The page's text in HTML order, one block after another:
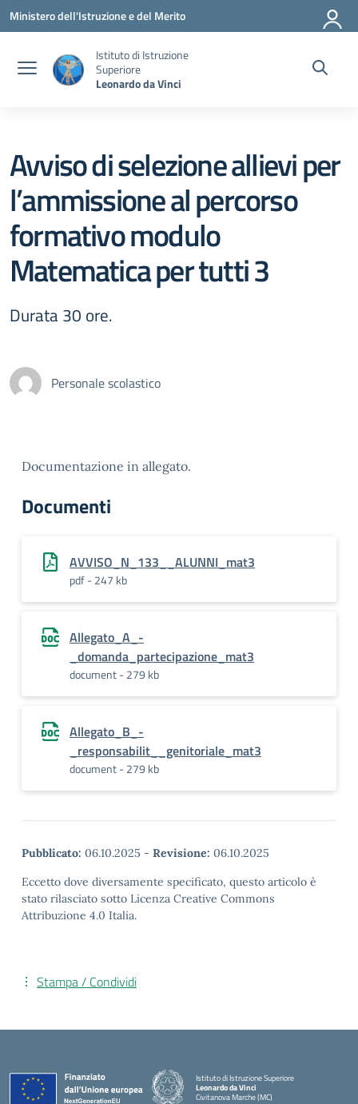
Vai ai contenuti
Vai al menu di navigazione
Vai al footer
Ministero dell'Istruzione e del Merito
Istituto di Istruzione
Superiore
Leonardo da Vinci
Avviso di selezione allievi per
l’ammissione al percorso
formativo modulo
Matematica per tutti 3
Durata 30 ore.
Personale scolastico
Documentazione in allegato.
Documenti
AVVISO_N_133__ALUNNI_mat3
pdf - 247 kb
Allegato_A_-
_domanda_partecipazione_mat3
document - 279 kb
Allegato_B_-
_responsabilit__genitoriale_mat3
document - 279 kb
Pubblicato: 06.10.2025 - Revisione: 06.10.2025
Eccetto dove diversamente specificato, questo articolo è
stato rilasciato sotto Licenza Creative Commons
Attribuzione 4.0 Italia.
Stampa / Condividi
Istituto di Istruzione Superiore
Leonardo da Vinci
Civitanova Marche (MC)